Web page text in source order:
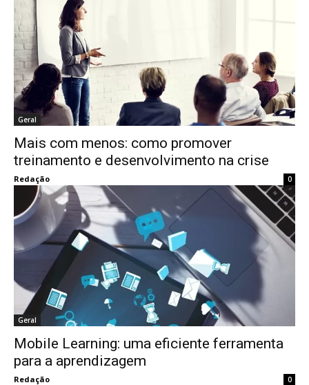
Geral
Mais com menos: como promover
treinamento e desenvolvimento na crise
Redação 0
Geral
Mobile Learning: uma eficiente ferramenta
para a aprendizagem
Redação 0